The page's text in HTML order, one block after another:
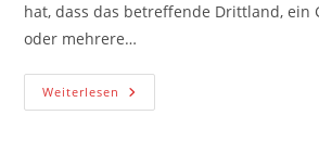
hat, dass das betreffende Drittland, ein
oder mehrere…
Weiterlesen Artikel
45